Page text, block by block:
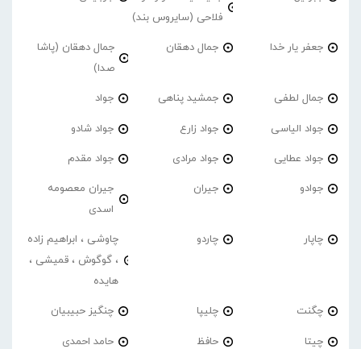
فلاحی (سایروس بند)
جعفر یار خدا جمال دهقان
جمال دهقان (پاشا
صدا)
جمال لطفی جمشید پناهی جواد
جواد الیاسی جواد زارع جواد شادو
جواد عطایی جواد مرادی جواد مقدم
جوادو جیران
جیران معصومه
اسدی
چاپار چاردو
چاوشی ، ابراهیم زاده
، گوگوش ، قمیشی ،
هایده
چگنت چلیپا چنگیز حبیبیان
چیتا حافظ حامد احمدی